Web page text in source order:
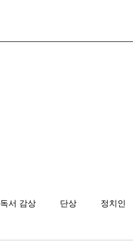
독서 감상 단상 정치인